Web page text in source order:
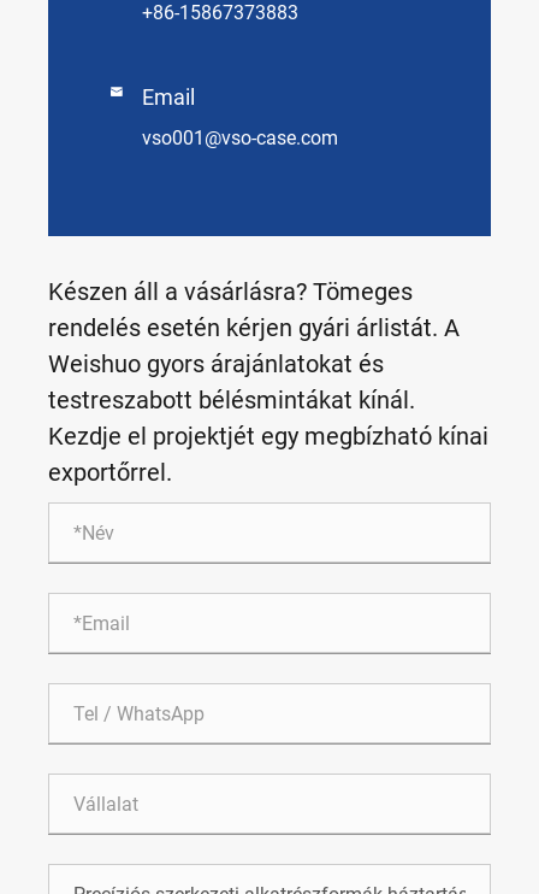
+86-15867373883
 Email
vso001@vso-case.com
Készen áll a vásárlásra? Tömeges
rendelés esetén kérjen gyári árlistát. A
Weishuo gyors árajánlatokat és
testreszabott bélésmintákat kínál.
Kezdje el projektjét egy megbízható kínai
exportőrrel.